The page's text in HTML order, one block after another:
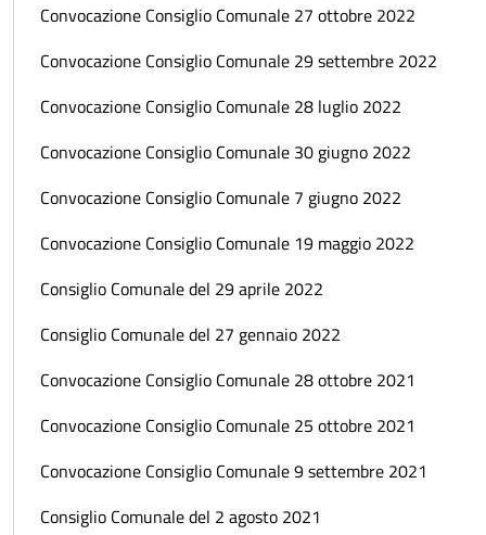
Convocazione Consiglio Comunale 27 ottobre 2022
Convocazione Consiglio Comunale 29 settembre 2022
Convocazione Consiglio Comunale 28 luglio 2022
Convocazione Consiglio Comunale 30 giugno 2022
Convocazione Consiglio Comunale 7 giugno 2022
Convocazione Consiglio Comunale 19 maggio 2022
Consiglio Comunale del 29 aprile 2022
Consiglio Comunale del 27 gennaio 2022
Convocazione Consiglio Comunale 28 ottobre 2021
Convocazione Consiglio Comunale 25 ottobre 2021
Convocazione Consiglio Comunale 9 settembre 2021
Consiglio Comunale del 2 agosto 2021